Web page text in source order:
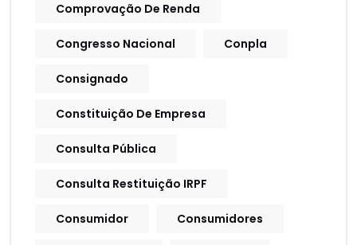
Comprovação De Renda
Congresso Nacional Conpla
Consignado
Constituição De Empresa
Consulta Pública
Consulta Restituição IRPF
Consumidor Consumidores